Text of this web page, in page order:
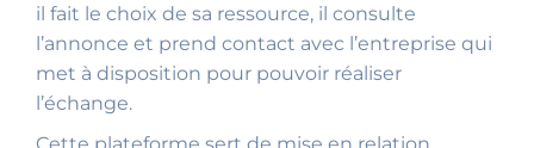
il fait le choix de sa ressource, il consulte
l’annonce et prend contact avec l’entreprise qui
met à disposition pour pouvoir réaliser
l’échange.